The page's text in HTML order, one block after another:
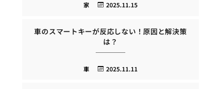
2025.11.15
家
車のスマートキーが反応しない！原因と解決策
は？
2025.11.11
車